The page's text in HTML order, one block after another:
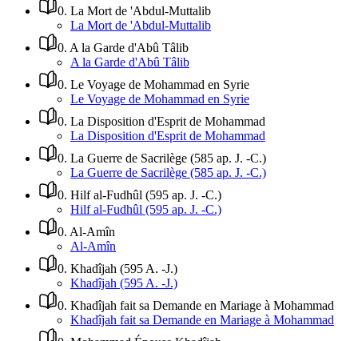
0. La Mort de 'Abdul-Muttalib
La Mort de 'Abdul-Muttalib
0. A la Garde d'Abû Tâlib
A la Garde d'Abû Tâlib
0. Le Voyage de Mohammad en Syrie
Le Voyage de Mohammad en Syrie
0. La Disposition d'Esprit de Mohammad
La Disposition d'Esprit de Mohammad
0. La Guerre de Sacrilège (585 ap. J. -C.)
La Guerre de Sacrilège (585 ap. J. -C.)
0. Hilf al-Fudhûl (595 ap. J. -C.)
Hilf al-Fudhûl (595 ap. J. -C.)
0. Al-Amîn
Al-Amîn
0. Khadîjah (595 A. -J.)
Khadîjah (595 A. -J.)
0. Khadîjah fait sa Demande en Mariage à Mohammad
Khadîjah fait sa Demande en Mariage à Mohammad